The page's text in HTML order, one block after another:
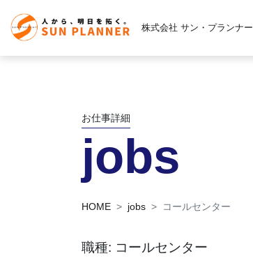
株式会社 サン・プランナー
お仕事詳細
jobs
HOME jobs コールセンター
職種: コールセンター